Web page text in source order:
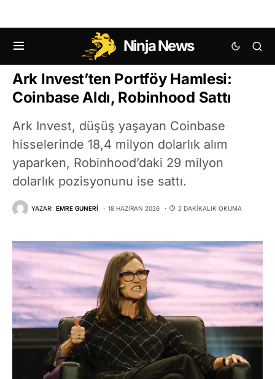
Ninja News
KRIPTO HABERLERI
Ark Invest’ten Portföy Hamlesi:
Coinbase Aldı, Robinhood Sattı
Ark Invest, düşüş yaşayan Coinbase
hisselerinde 18,4 milyon dolarlık alım
yaparken, Robinhood’daki 29 milyon
dolarlık pozisyonunu ise sattı.
YAZAR: EMRE GUNERI 18 HAZIRAN 2026 2 DAKIKALIK OKUMA